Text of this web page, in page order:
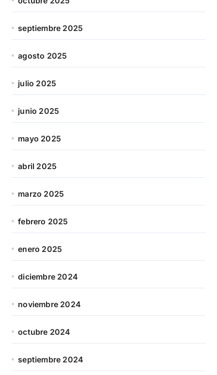
septiembre 2025
agosto 2025
julio 2025
junio 2025
mayo 2025
abril 2025
marzo 2025
febrero 2025
enero 2025
diciembre 2024
noviembre 2024
octubre 2024
septiembre 2024